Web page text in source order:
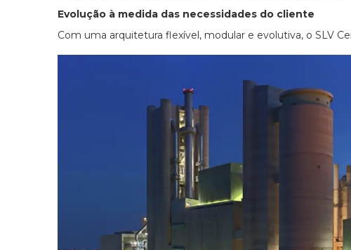
Evolução à medida das necessidades do cliente
Com uma arquitetura flexível, modular e evolutiva, o SLV